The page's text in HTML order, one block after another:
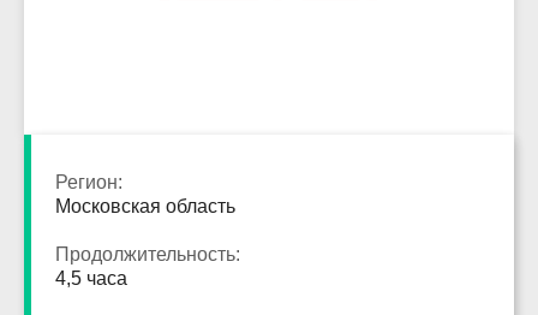
Регион:
Московская область
Продолжительность:
4,5 часа